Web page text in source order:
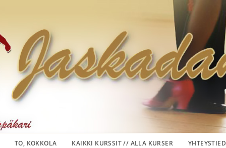
TO, KOKKOLA KAIKKI KURSSIT // ALLA KURSER